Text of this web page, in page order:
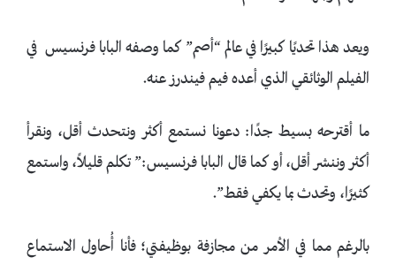
ويعد هذا تحديًا كبيرًا في عالم “أصم” كما وصفه البابا فرنسيس في
الفيلم الوثائقي الذي أعده فيم فيندرز عنه.
ما أقترحه بسيط جدًا: دعونا نستمع أكثر ونتحدث أقل، ونقرأ
أكثر وننشر أقل، أو كما قال البابا فرنسيس:” تكلم قليلاً، واستمع
كثيرًا، وتحدث بما يكفي فقط”.
بالرغم مما في الأمر من مجازفة بوظيفتي؛ فأنا أُحاول الاستماع